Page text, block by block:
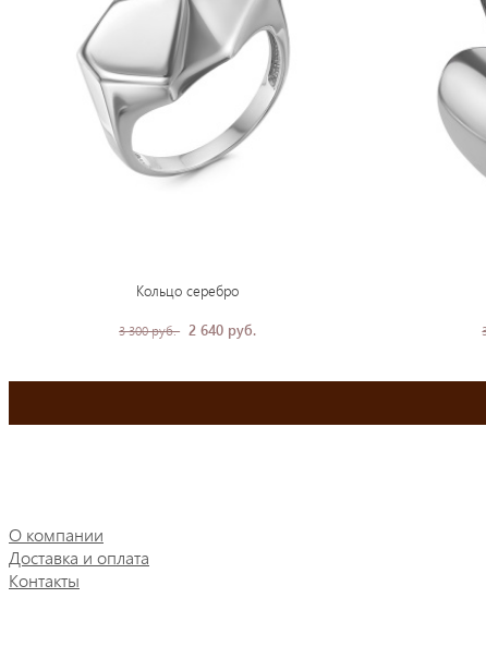
Кольцо серебро
3 300 руб. 2 640 руб.
О компании
Доставка и оплата
Контакты